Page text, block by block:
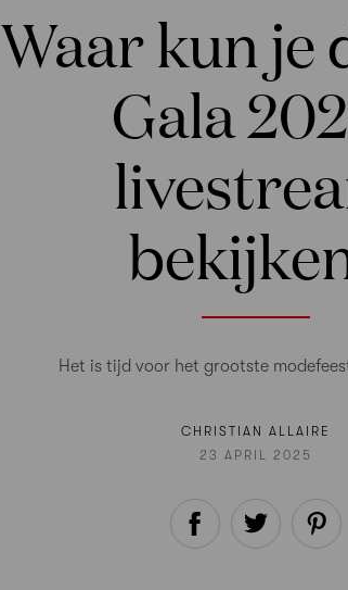
Waar kun je
Gala
Het is tijd voor het grootste
CHRISTIAN ALLAIRE
23 APRIL 2025